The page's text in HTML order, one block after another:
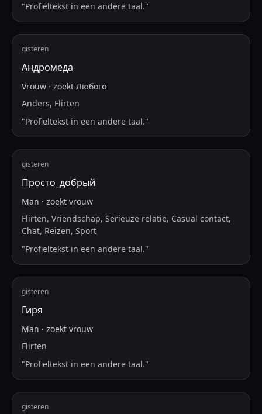
"Profieltekst in een andere taal."
gisteren
Андромеда
Vrouw · zoekt Любого
Anders, Flirten
"Profieltekst in een andere taal."
gisteren
Просто_добрый
Man · zoekt vrouw
Flirten, Vriendschap, Serieuze relatie, Casual contact,
Chat, Reizen, Sport
"Profieltekst in een andere taal."
gisteren
Гиря
Man · zoekt vrouw
Flirten
"Profieltekst in een andere taal."
gisteren